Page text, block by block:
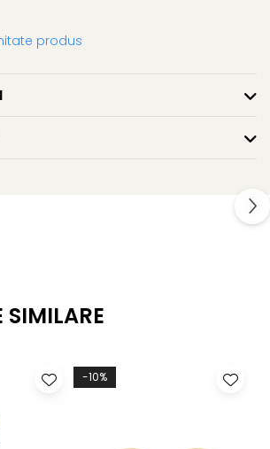
intr-o cutiuta de bijuterii, gata
pretioase si certificat de
produs
SIMILARE
-10%